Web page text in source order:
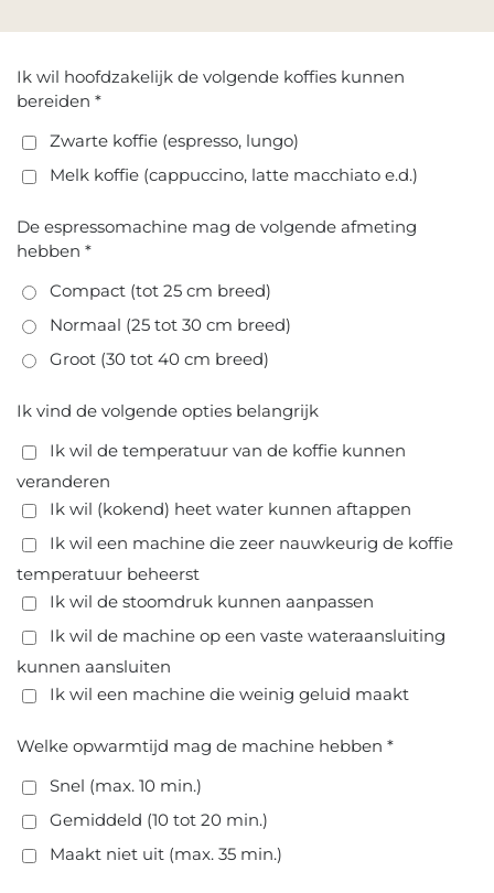
Ik wil hoofdzakelijk de volgende koffies kunnen
bereiden *
Zwarte koffie (espresso, lungo)
Melk koffie (cappuccino, latte macchiato e.d.)
De espressomachine mag de volgende afmeting
hebben *
Compact (tot 25 cm breed)
Normaal (25 tot 30 cm breed)
Groot (30 tot 40 cm breed)
Ik vind de volgende opties belangrijk
Ik wil de temperatuur van de koffie kunnen
veranderen
Ik wil (kokend) heet water kunnen aftappen
Ik wil een machine die zeer nauwkeurig de koffie
temperatuur beheerst
Ik wil de stoomdruk kunnen aanpassen
Ik wil de machine op een vaste wateraansluiting
kunnen aansluiten
Ik wil een machine die weinig geluid maakt
Welke opwarmtijd mag de machine hebben *
Snel (max. 10 min.)
Gemiddeld (10 tot 20 min.)
Maakt niet uit (max. 35 min.)